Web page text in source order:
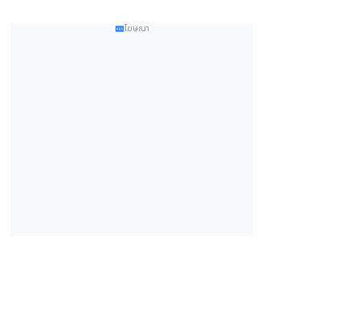
โฆษณา